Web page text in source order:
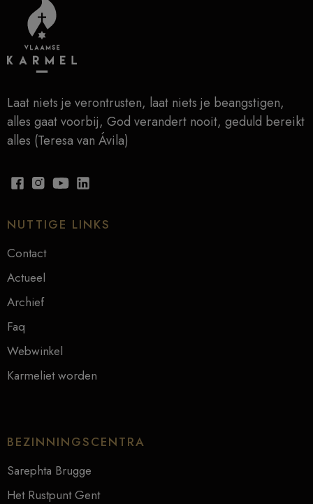
Laat niets je verontrusten, laat niets je beangstigen,
alles gaat voorbij, God verandert nooit, geduld bereikt
alles (Teresa van Ávila)
NUTTIGE LINKS
Contact
Actueel
Archief
Faq
Webwinkel
Karmeliet worden
BEZINNINGSCENTRA
Sarephta Brugge
Het Rustpunt Gent